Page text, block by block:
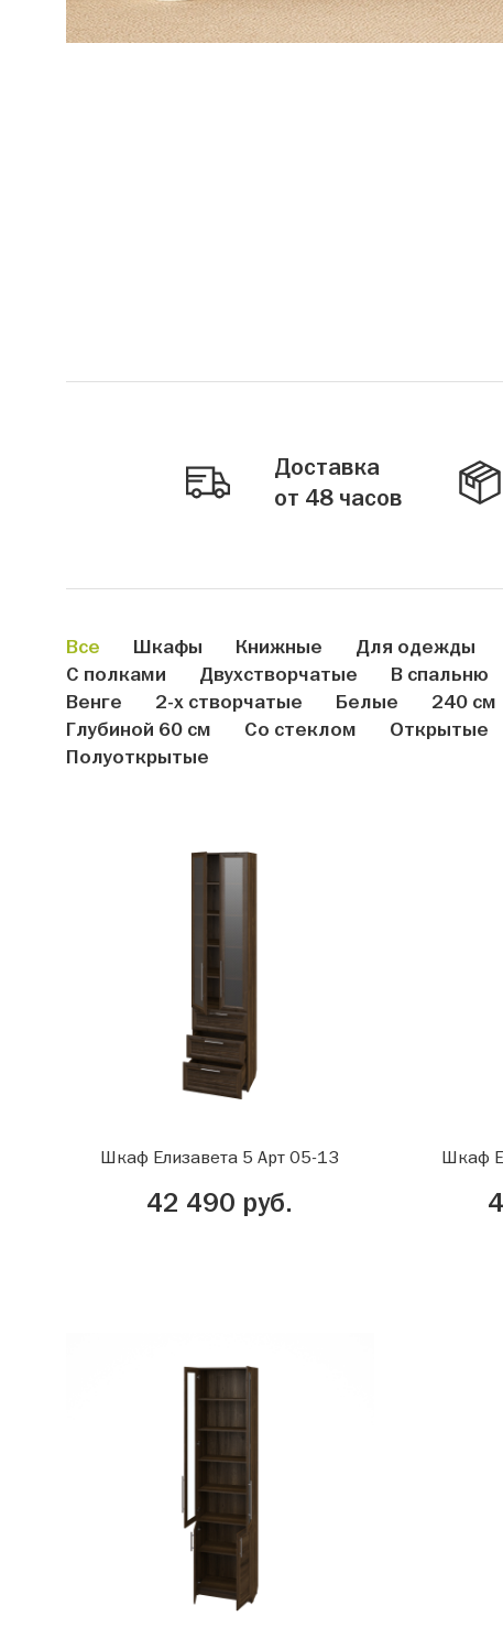
Доставка
от 48 часов
Все Шкафы Книжные Для одежды
С полками
Двухстворчатые В спальню
Венге
2-х створчатые Белые 240 см
Глубиной 60 см
Со стеклом Открытые
Полуоткрытые
Шкаф Елизавета 5 Арт 05-13
42 490 руб.
Шкаф